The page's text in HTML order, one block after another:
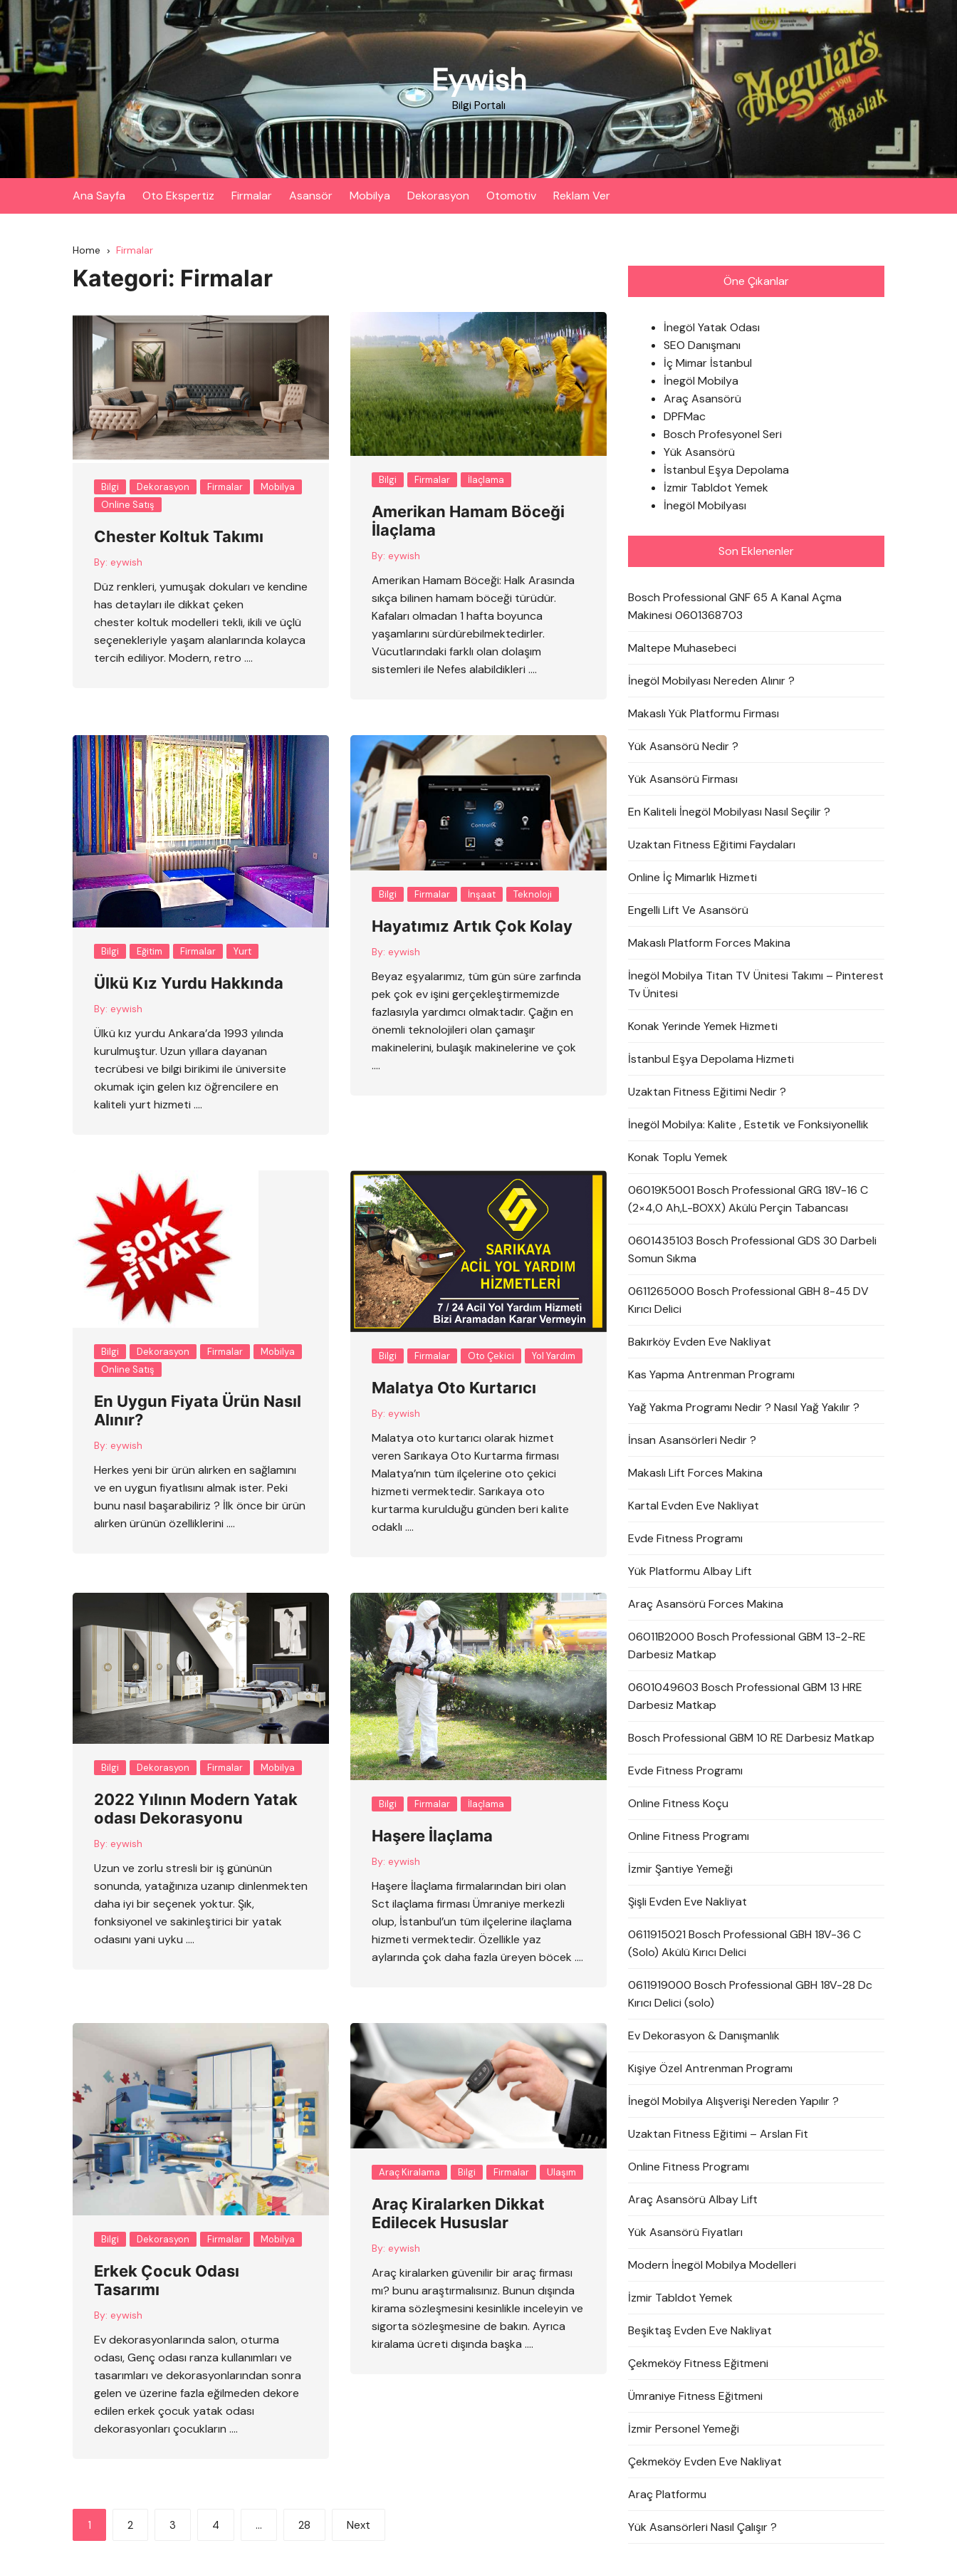
Skip
to
content
Eywish
Bilgi Portalı
Ana Sayfa Oto Ekspertiz Firmalar Asansör Mobilya Dekorasyon Otomotiv Reklam Ver
Home Firmalar
Kategori: Firmalar
Bilgi Dekorasyon Firmalar
Mobilya
Online Satış
Chester Koltuk Takımı
By: eywish
Düz renkleri, yumuşak dokuları ve kendine
has detayları ile dikkat çeken
chester koltuk modelleri tekli, ikili ve üçlü
seçenekleriyle yaşam alanlarında kolayca
tercih ediliyor. Modern, retro ….
Bilgi Firmalar İlaçlama
Amerikan Hamam Böceği
İlaçlama
By: eywish
Amerikan Hamam Böceği: Halk Arasında
sıkça bilinen hamam böceği türüdür.
Kafaları olmadan 1 hafta boyunca
yaşamlarını sürdürebilmektedirler.
Vücutlarındaki farklı olan dolaşım
sistemleri ile Nefes alabildikleri ….
Bilgi Eğitim Firmalar Yurt
Ülkü Kız Yurdu Hakkında
By: eywish
Ülkü kız yurdu Ankara’da 1993 yılında
kurulmuştur. Uzun yıllara dayanan
tecrübesi ve bilgi birikimi ile üniversite
okumak için gelen kız öğrencilere en
kaliteli yurt hizmeti ….
Bilgi Firmalar İnşaat Teknoloji
Hayatımız Artık Çok Kolay
By: eywish
Beyaz eşyalarımız, tüm gün süre zarfında
pek çok ev işini gerçekleştirmemizde
fazlasıyla yardımcı olmaktadır. Çağın en
önemli teknolojileri olan çamaşır
makinelerini, bulaşık makinelerine ve çok
….
Bilgi Dekorasyon Firmalar
Mobilya
Online Satış
En Uygun Fiyata Ürün Nasıl
Alınır?
By: eywish
Herkes yeni bir ürün alırken en sağlamını
ve en uygun fiyatlısını almak ister. Peki
bunu nasıl başarabiliriz ? İlk önce bir ürün
alırken ürünün özelliklerini ….
Bilgi Firmalar Oto Çekici Yol Yardım
Malatya Oto Kurtarıcı
By: eywish
Malatya oto kurtarıcı olarak hizmet
veren Sarıkaya Oto Kurtarma firması
Malatya’nın tüm ilçelerine oto çekici
hizmeti vermektedir. Sarıkaya oto
kurtarma kurulduğu günden beri kalite
odaklı ….
Bilgi Dekorasyon Firmalar Mobilya
2022 Yılının Modern Yatak
odası Dekorasyonu
By: eywish
Uzun ve zorlu stresli bir iş gününün
sonunda, yatağınıza uzanıp dinlenmekten
daha iyi bir seçenek yoktur. Şık,
fonksiyonel ve sakinleştirici bir yatak
odasını yani uyku ….
Bilgi Firmalar İlaçlama
Haşere İlaçlama
By: eywish
Haşere İlaçlama firmalarından biri olan
Sct ilaçlama firması Ümraniye merkezli
olup, İstanbul’un tüm ilçelerine ilaçlama
hizmeti vermektedir. Özellikle yaz
aylarında çok daha fazla üreyen böcek ….
Bilgi Dekorasyon Firmalar Mobilya
Erkek Çocuk Odası
Tasarımı
By: eywish
Ev dekorasyonlarında salon, oturma
odası, Genç odası ranza kullanımları ve
tasarımları ve dekorasyonlarından sonra
gelen ve üzerine fazla eğilmeden dekore
edilen erkek çocuk yatak odası
dekorasyonları çocukların ….
Araç Kiralama Bilgi Firmalar Ulaşım
Araç Kiralarken Dikkat
Edilecek Hususlar
By: eywish
Araç kiralarken güvenilir bir araç firması
mı? bunu araştırmalısınız. Bunun dışında
kirama sözleşmesini kesinlikle inceleyin ve
sigorta sözleşmesine de bakın. Ayrıca
kiralama ücreti dışında başka ….
Yazı
1 2 3 4 … 28 Next
Öne Çıkanlar
İnegöl Yatak Odası
SEO Danışmanı
İç Mimar İstanbul
İnegöl Mobilya
Araç Asansörü
DPFMac
Bosch Profesyonel Seri
Yük Asansörü
İstanbul Eşya Depolama
İzmir Tabldot Yemek
İnegöl Mobilyası
Son Eklenenler
Bosch Professional GNF 65 A Kanal Açma
Makinesi 0601368703
Maltepe Muhasebeci
İnegöl Mobilyası Nereden Alınır ?
Makaslı Yük Platformu Firması
Yük Asansörü Nedir ?
Yük Asansörü Firması
En Kaliteli İnegöl Mobilyası Nasıl Seçilir ?
Uzaktan Fitness Eğitimi Faydaları
Online İç Mimarlık Hizmeti
Engelli Lift Ve Asansörü
Makaslı Platform Forces Makina
İnegöl Mobilya Titan TV Ünitesi Takımı – Pinterest
Tv Ünitesi
Konak Yerinde Yemek Hizmeti
İstanbul Eşya Depolama Hizmeti
Uzaktan Fitness Eğitimi Nedir ?
İnegöl Mobilya: Kalite , Estetik ve Fonksiyonellik
Konak Toplu Yemek
06019K5001 Bosch Professional GRG 18V-16 C
(2×4,0 Ah,L-BOXX) Akülü Perçin Tabancası
0601435103 Bosch Professional GDS 30 Darbeli
Somun Sıkma
0611265000 Bosch Professional GBH 8-45 DV
Kırıcı Delici
Bakırköy Evden Eve Nakliyat
Kas Yapma Antrenman Programı
Yağ Yakma Programı Nedir ? Nasıl Yağ Yakılır ?
İnsan Asansörleri Nedir ?
Makaslı Lift Forces Makina
Kartal Evden Eve Nakliyat
Evde Fitness Programı
Yük Platformu Albay Lift
Araç Asansörü Forces Makina
06011B2000 Bosch Professional GBM 13-2-RE
Darbesiz Matkap
0601049603 Bosch Professional GBM 13 HRE
Darbesiz Matkap
Bosch Professional GBM 10 RE Darbesiz Matkap
Evde Fitness Programı
Online Fitness Koçu
Online Fitness Programı
İzmir Şantiye Yemeği
Şişli Evden Eve Nakliyat
0611915021 Bosch Professional GBH 18V-36 C
(Solo) Akülü Kırıcı Delici
0611919000 Bosch Professional GBH 18V-28 Dc
Kırıcı Delici (solo)
Ev Dekorasyon & Danışmanlık
Kişiye Özel Antrenman Programı
İnegöl Mobilya Alışverişi Nereden Yapılır ?
Uzaktan Fitness Eğitimi – Arslan Fit
Online Fitness Programı
Araç Asansörü Albay Lift
Yük Asansörü Fiyatları
Modern İnegöl Mobilya Modelleri
İzmir Tabldot Yemek
Beşiktaş Evden Eve Nakliyat
Çekmeköy Fitness Eğitmeni
Ümraniye Fitness Eğitmeni
İzmir Personel Yemeği
Çekmeköy Evden Eve Nakliyat
Araç Platformu
Yük Asansörleri Nasıl Çalışır ?